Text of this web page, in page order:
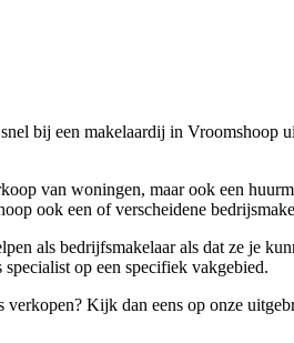
bij een makelaardij in
van woningen, maar ook een
ook een of verscheidene
als bedrijfsmakelaar als dat ze je
op een specifiek vakgebied.
Kijk dan eens op onze